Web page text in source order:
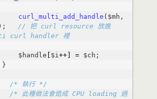
curl_multi_add_handle ($mh,
// 把 curl resource 放進
curl handler 裡
[ $i++] =
/* 執行 */
/* 此種做法會造成 CPU loading 過